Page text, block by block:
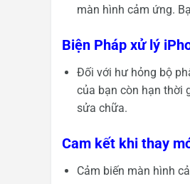
màn hình cảm ứng.
Biện Pháp xử lý
Đối với hư hỏng bộ
của bạn còn hạn thời
sửa chữa.
Cam kết khi thay
Cảm biến màn hình